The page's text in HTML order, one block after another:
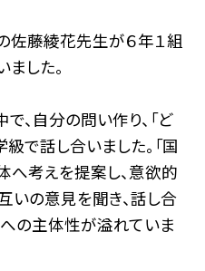
の佐藤綾花先生が６年１組
した。
、自分の問い作り、「ど
で話し合いました。「国
へ考えを提案し、意欲的
いの意見を聞き、話し合
の主体性が溢れていま